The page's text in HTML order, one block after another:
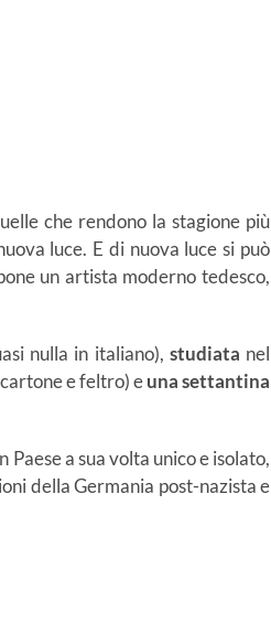
che rendono la stagione più
luce. E di nuova luce si può
un artista moderno tedesco,
nulla in italiano), studiata nel
e feltro) euna settantina
a sua volta unico e isolato,
della Germania post-nazista e